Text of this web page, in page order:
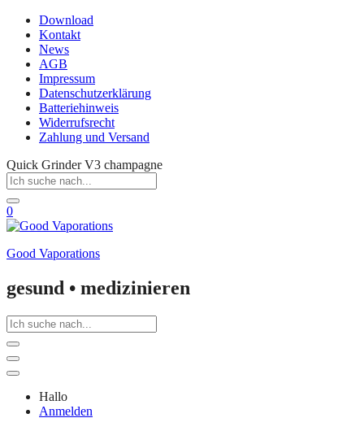
Download
Kontakt
News
AGB
Impressum
Datenschutzerklärung
Batteriehinweis
Widerrufsrecht
Zahlung und Versand
Quick Grinder V3 champagne
0
Good Vaporations
gesund • medizinieren
Hallo
Anmelden